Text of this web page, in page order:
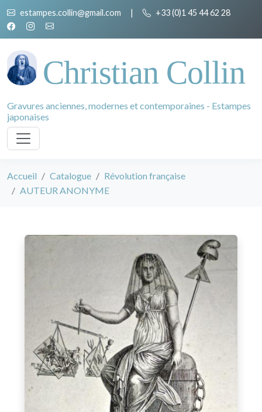
estampes.collin@gmail.com | +33 (0)1 45 44 62 28
Christian Collin
Gravures anciennes, modernes et contemporaines - Estampes
japonaises
Accueil Catalogue
Révolution française
AUTEUR ANONYME